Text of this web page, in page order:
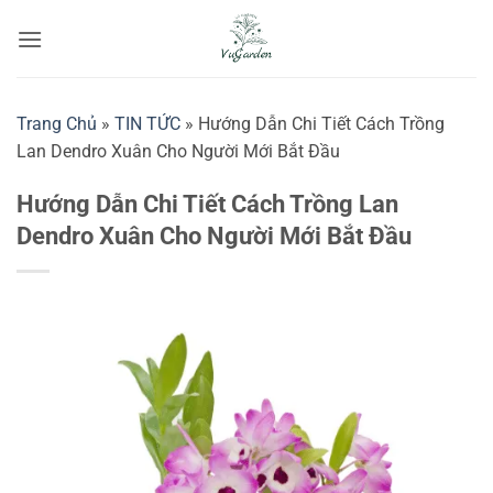
qua
Trang Chủ » TIN TỨC » Hướng Dẫn Chi Tiết Cách Trồng
Lan Dendro Xuân Cho Người Mới Bắt Đầu
Hướng Dẫn Chi Tiết Cách Trồng Lan
Dendro Xuân Cho Người Mới Bắt Đầu